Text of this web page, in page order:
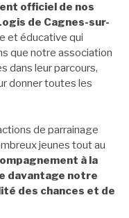
officiel de nos
de Cagnes-sur-
et éducative qui
que notre association
dans leur parcours,
donner toutes les
de parrainage
jeunes tout au
à la
davantage notre
des chances et de